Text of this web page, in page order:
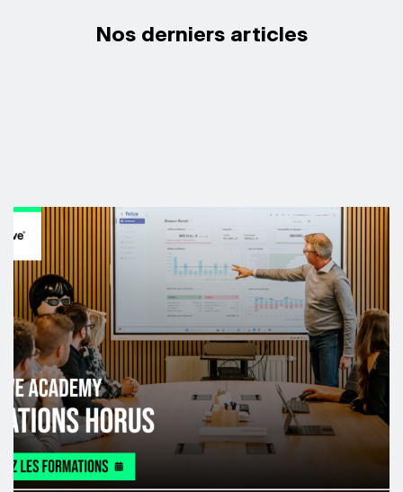
Nos derniers articles